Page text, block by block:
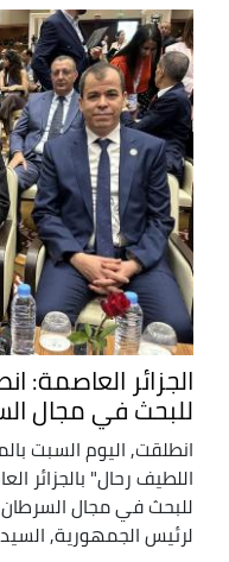
الجزائر العاصمة:
للبحث في مجال
انطلقت, اليوم السبت
اللطيف رحال" بالجزائر
للبحث في مجال السرطان,
لرئيس الجمهورية,